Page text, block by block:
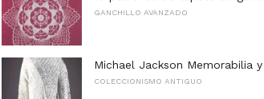
GANCHILLO AVANZADO
Michael Jackson Memorabilia
COLECCIONISMO ANTIGUO